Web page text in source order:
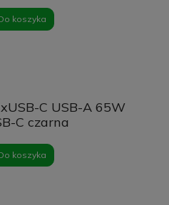
koszyka
C USB-A 65W
C czarna
koszyka